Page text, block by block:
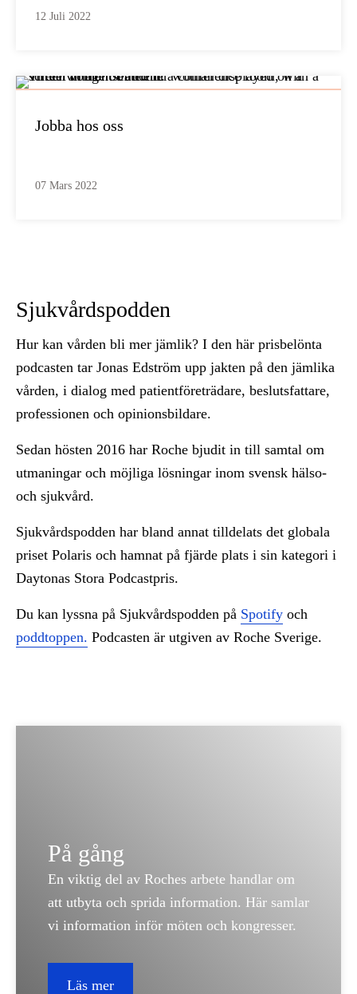
12 Juli 2022
Jobba hos oss
07 Mars 2022
Sjukvårdspodden
Hur kan vården bli mer jämlik? I den här prisbelönta
podcasten tar Jonas Edström upp jakten på den jämlika
vården, i dialog med patientföreträdare, beslutsfattare,
professionen och opinionsbildare.
Sedan hösten 2016 har Roche bjudit in till samtal om
utmaningar och möjliga lösningar inom svensk hälso-
och sjukvård.
Sjukvårdspodden har bland annat tilldelats det globala
priset Polaris och hamnat på fjärde plats i sin kategori i
Daytonas Stora Podcastpris.
Du kan lyssna på Sjukvårdspodden på Spotify och
poddtoppen. Podcasten är utgiven av Roche Sverige.
På gång
En viktig del av Roches arbete handlar om
att utbyta och sprida information. Här samlar
vi information inför möten och kongresser.
Läs mer